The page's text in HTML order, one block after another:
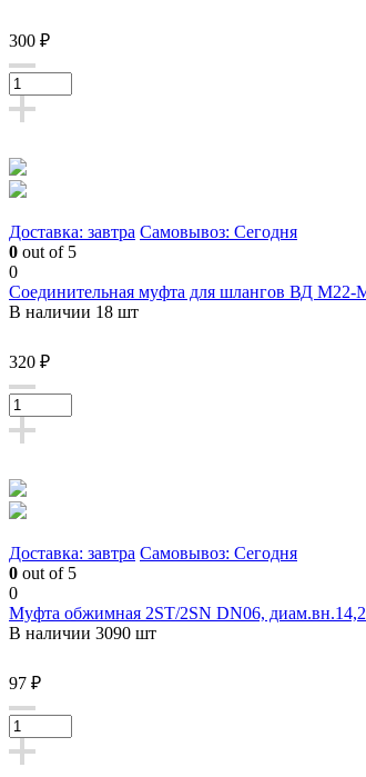
300 ₽
Доставка: завтра Самовывоз: Сегодня
0 out of 5
0
Соединительная муфта для шлангов ВД М22-
В наличии 18 шт
320 ₽
Доставка: завтра Самовывоз: Сегодня
0 out of 5
0
Муфта обжимная 2ST/2SN DN06,
В наличии 3090 шт
97 ₽